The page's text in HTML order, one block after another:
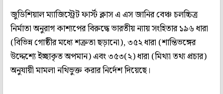
জুডিশিয়াল ম্যাজিস্ট্রেট ফার্স্ট ক্লাস এ এস জানির বেঞ্চ চলচ্চিত্র
নির্মাতা অনুরাগ কাশ্যপের বিরুদ্ধে ভারতীয় ন্যায় সংহিতার ১৯৬ ধারা
(বিভিন্ন গোষ্ঠীর মধ্যে শত্রুতা ছড়ানো), ৩৫২ ধারা (শান্তিভঙ্গের
উদ্দেশ্যে ইচ্ছাকৃত অপমান) এবং ৩৫৩(২) ধারা (মিথ্যা তথ্য প্রচার)
অনুযায়ী মামলা নথিভুক্ত করার নির্দেশ দিয়েছে।